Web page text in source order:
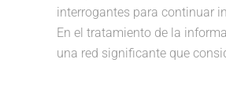
interrogantes para continuar
En el tratamiento de la
una red significante que